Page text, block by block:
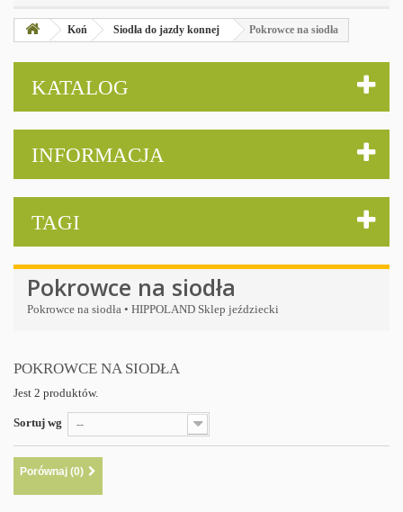
Koń Siodła do jazdy konnej Pokrowce na siodła
KATALOG
INFORMACJA
TAGI
Pokrowce na siodła
Pokrowce na siodła • HIPPOLAND Sklep jeździecki
POKROWCE NA SIODŁA
Jest 2 produktów.
Sortuj wg --
Porównaj (0)